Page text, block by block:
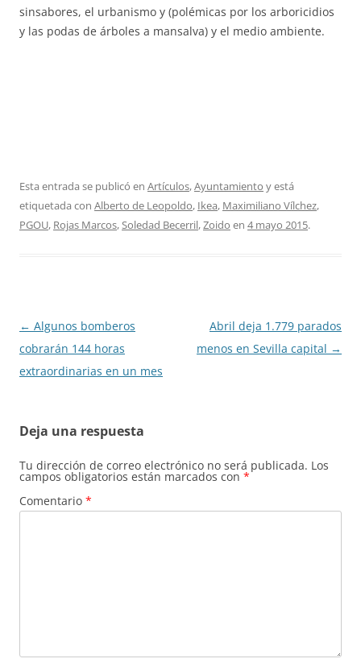
sinsabores, el urbanismo y (polémicas por los arboricidios
y las podas de árboles a mansalva) y el medio ambiente.
Esta entrada se publicó en Artículos,Ayuntamiento y está
etiquetada con Alberto de Leopoldo, Ikea, Maximiliano Vílchez,
PGOU, Rojas Marcos,Soledad Becerril,Zoido en 4 mayo 2015.
Navegación
de
entradas
← Algunos bomberos
cobrarán 144 horas
extraordinarias en un mes
Abril deja 1.779 parados
menos en Sevilla capital →
Deja una respuesta
Tu dirección de correo electrónico no será publicada. Los
campos obligatorios están marcados con *
Comentario *